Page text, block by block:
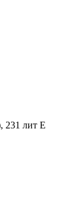
231 лит Е